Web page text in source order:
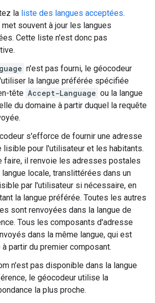
la liste des langues acceptées.
met souvent à jour les langues
Cette liste n'est donc pas
n'est pas fourni, le géocodeur
la langue préférée spécifiée
tête Accept-Language ou la langue
du domaine à partir duquel la requête
s'efforce de fournir une adresse
lisible pour l'utilisateur et les habitants.
faire, il renvoie les adresses postales
langue locale, translittérées dans un
par l'utilisateur si nécessaire, en
la langue préférée. Toutes les autres
sont renvoyées dans la langue de
Tous les composants d'adresse
dans la même langue, qui est
partir du premier composant.
n'est pas disponible dans la langue
le géocodeur utilise la
la plus proche.